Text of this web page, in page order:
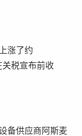
涨了约
税宣布前收
供应商阿斯麦